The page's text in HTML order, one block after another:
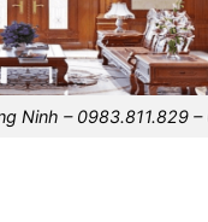
Ninh – 0983.811.829